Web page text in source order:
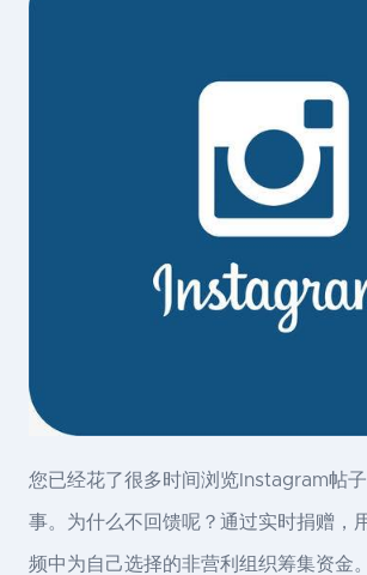
您已经花了很多时间浏览Instagram帖
事。为什么不回馈呢？通过实时捐赠，
频中为自己选择的非营利组织筹集资金